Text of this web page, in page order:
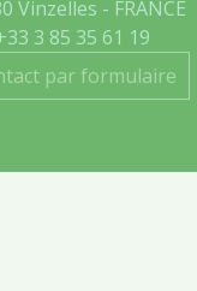
Vinzelles - FRANCE
3 85 35 61 19
par formulaire